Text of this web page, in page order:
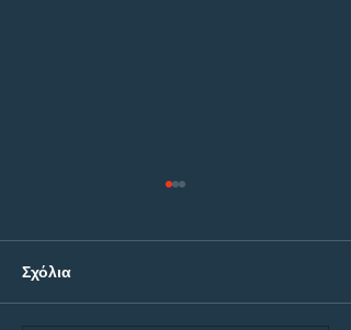
Σχόλια